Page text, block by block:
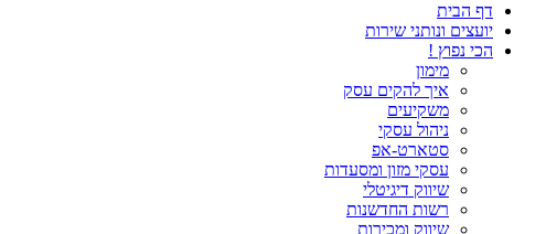
דף הבית
יועצים ונותני שירות
הכי נפוץ !
מימון
איך להקים עסק
משקיעים
ניהול עסקי
סטארט-אפ
עסקי מזון ומסעדות
שיווק דיגיטלי
רשות החדשנות
שיווק ומכירות